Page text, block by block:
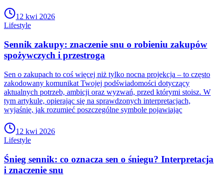
12 kwi 2026
Lifestyle
Sennik zakupy: znaczenie snu o robieniu zakupów
spożywczych i przestroga
Sen o zakupach to coś więcej niż tylko nocna projekcja – to często
zakodowany komunikat Twojej podświadomości dotyczący
aktualnych potrzeb, ambicji oraz wyzwań, przed którymi stoisz. W
tym artykule, opierając się na sprawdzonych interpretacjach,
wyjaśnię, jak rozumieć poszczególne symbole pojawiając
12 kwi 2026
Lifestyle
Śnieg sennik: co oznacza sen o śniegu? Interpretacja
i znaczenie snu